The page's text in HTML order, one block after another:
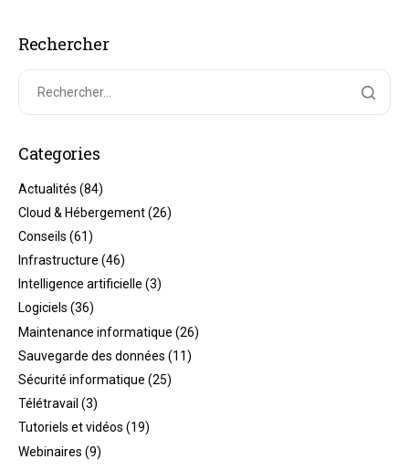
Rechercher
Categories
Actualités (84)
Cloud & Hébergement(26)
Conseils (61)
Infrastructure (46)
Intelligence artificielle (3)
Logiciels (36)
Maintenance informatique (26)
Sauvegarde des données (11)
Sécurité informatique (25)
Télétravail (3)
Tutoriels et vidéos (19)
Webinaires (9)